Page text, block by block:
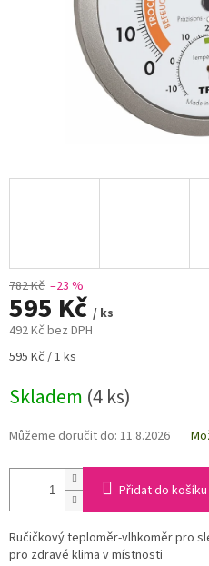
782 Kč –23 %
595 Kč / ks
492 Kč bez DPH
Měrná
595 Kč / 1 ks
Skladem (4 ks)
Můžeme doručit do: 11.8.2026
Přidat do košíku
Ručičkový teploměr-vlhkoměr pro
pro zdravé klima v místnosti